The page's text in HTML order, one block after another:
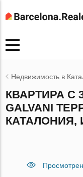
Недвижимость в
КВАРТИРА С
GALVANI
КАТАЛОНИЯ,